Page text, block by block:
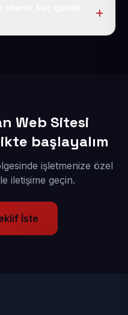
Web Sitesi
başlayalım
işletmenize özel
iletişime geçin.
İste